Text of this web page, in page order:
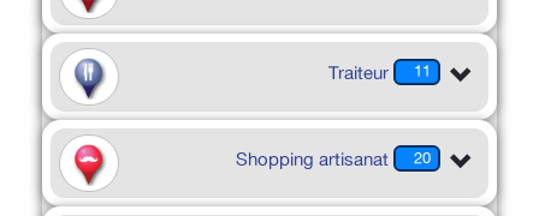
11
Traiteur
20
Shopping artisanat